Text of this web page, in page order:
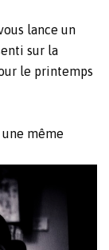
lance un
sur la
le printemps
même